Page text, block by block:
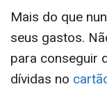
Mais do que
seus gastos.
para conseguir
dívidas no